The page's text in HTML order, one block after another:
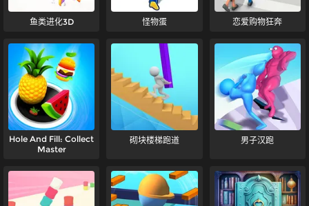
鱼类进化3D 怪物蛋 恋爱购物狂奔
Hole And Fill: Collect
Master
砌块楼梯跑道 男子汉跑